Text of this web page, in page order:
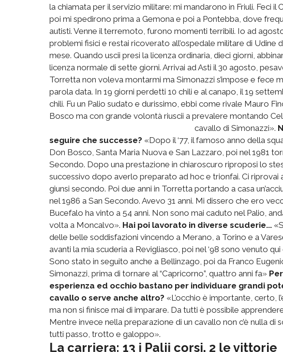
la chiamata per il servizio militare: mi mandarono in Friuli. Feci il
poi mi spedirono prima a Gemona e poi a Pontebba, dove
autisti. Venne il terremoto, furono momenti terribili. Io ad
problemi fisici e restai ricoverato all’ospedale militare di Udine
mese. Quando uscii presi la licenza ordinaria, dieci giorni,
licenza normale di sette giorni. Arrivai ad Asti il 30 agosto,
Torretta non voleva montarmi ma Simonazzi s’impose e fece
parola data. In 19 giorni perdetti 10 chili e al canapo, il 19
chili. Fu un Palio sudato e durissimo, ebbi come rivale Mauro
Bosco ma con grande volontà riuscii a prevalere montando Cel,
cavallo di Simonazzi».
seguire che successe? «Dopo il ‘77, il famoso anno della
Don Bosco, Santa Maria Nuova e San Lazzaro, poi nel 1981
Secondo. Dopo una prestazione in chiaroscuro riproposi lo
successivo dopo averlo preparato ad hoc e trionfai. Ci riprovai
giunsi secondo. Poi due anni in Torretta portando a casa
nel 1986 a San Secondo. Avevo 31 anni. Mi dissero che ero
Bucefalo ha vinto a 54 anni. Non sono mai caduto nel Palio,
volta a Moncalvo». Hai poi lavorato in diverse scuderie...
delle belle soddisfazioni vincendo a Merano, a Torino e a
avanti la mia scuderia a Revigliasco, poi nel ‘98 sono venuto
Sono stato in seguito anche a Bellinzago, poi da Franco
Simonazzi, prima di tornare al “Capricorno”, quattro anni fa»
esperienza ed occhio bastano per individuare grandi
cavallo o serve anche altro? «L’occhio è importante, certo,
ma non si finisce mai di imparare. Da tutti è possibile
Mentre invece nella preparazione di un cavallo non c’è nulla di
tutti passo, trotto e galoppo».
La carriera: 13 i Palii corsi, 2 le vittorie